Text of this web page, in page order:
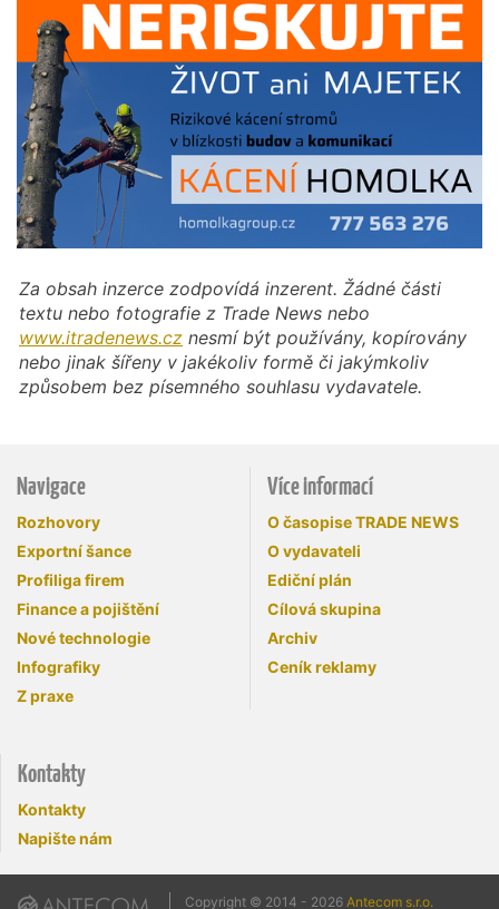
Za obsah inzerce zodpovídá inzerent. Žádné části
textu nebo fotografie z Trade News nebo
www.itradenews.cz nesmí být používány, kopírovány
nebo jinak šířeny v jakékoliv formě či jakýmkoliv
způsobem bez písemného souhlasu vydavatele.
Navigace
Rozhovory
Exportní šance
Profiliga firem
Finance a pojištění
Nové technologie
Infografiky
Z praxe
Více informací
O časopise TRADE NEWS
O vydavateli
Ediční plán
Cílová skupina
Archiv
Ceník reklamy
Kontakty
Kontakty
Napište nám
Copyright © 2014 - 2026 Antecom s.r.o.